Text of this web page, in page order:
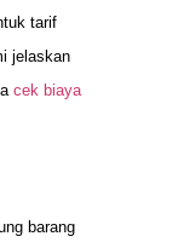
tarif
jelaskan
cek biaya
barang